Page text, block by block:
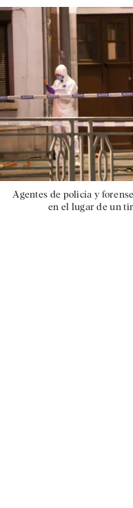
Agentes de policía y
en el lugar de un